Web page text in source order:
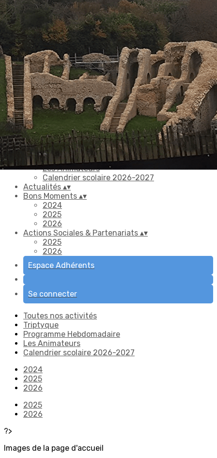
Exporter les lignes sélectionnées
Exporter toutes les colonnes
Exporter uniquement les colonnes affichées
Menu
Ajoutez un logo, un bouton, des réseaux sociaux
Cliquez pour éditer
Accueil ▴
Animations▴▾
Toutes nos activités
Triptyque
Programme Hebdomadaire
Les Animateurs
Calendrier scolaire 2026-2027
Actualités ▴▾
Bons Moments ▴▾
2024
2025
2026
Actions Sociales & Partenariats ▴▾
2025
2026
Espace Adhérents
Se connecter
Toutes nos activités
Triptyque
Programme Hebdomadaire
Les Animateurs
Calendrier scolaire 2026-2027
2024
2025
2026
2025
2026
?>
Images de la page d'accueil